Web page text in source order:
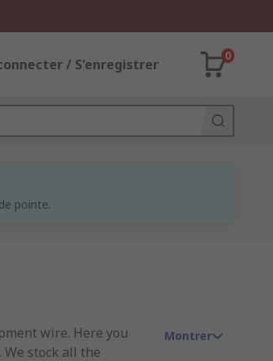
/ S'enregistrer
0
pointe.
wire. Here you
stock all the
Montrer